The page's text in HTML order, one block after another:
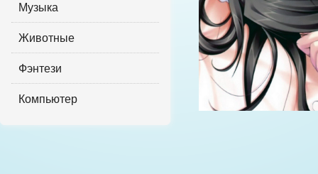
Музыка
Животные
Фэнтези
Компьютер